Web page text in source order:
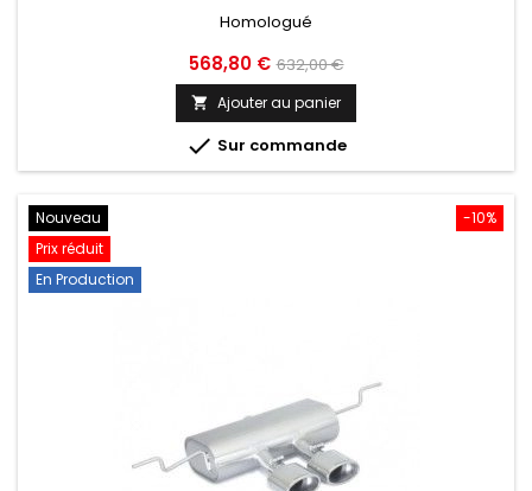
Homologué
Prix
568,80 € Prix
de
base
632,00 €
 Ajouter au panier
 Sur commande
-10%
Nouveau
Prix réduit
En Production